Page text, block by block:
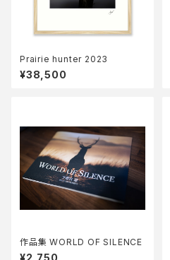
Prairie hunter 2023
¥38,500
作品集 WORLD OF SILENCE
¥2,750